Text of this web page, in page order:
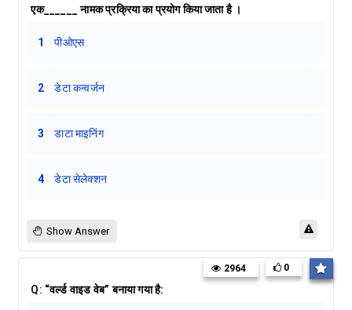
एक______ नामक प्रक्रिया का प्रयोग किया जाता है ।
1 पीओएस
2 डेटा कन्वर्जन
3 डाटा माइनिंग
4 डेटा सेलेक्शन
Show Answer
Q: “वर्ल्ड वाइड वेब” बनाया गया है:
2964 0